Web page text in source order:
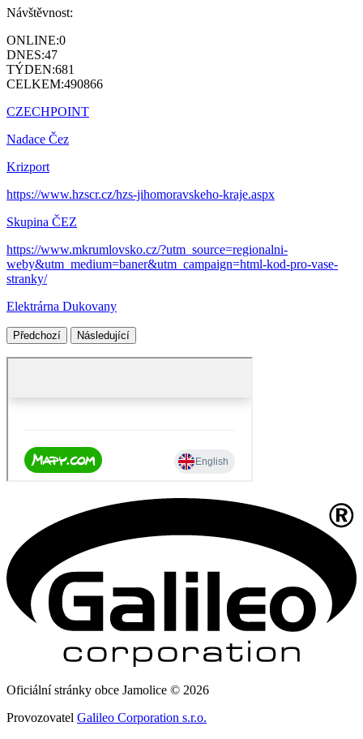
Návštěvnost:
ONLINE:0
DNES:47
TÝDEN:681
CELKEM:490866
CZECHPOINT
Nadace Čez
Krizport
https://www.hzscr.cz/hzs-jihomoravskeho-kraje.aspx
Skupina ČEZ
https://www.mkrumlovsko.cz/?utm_source=regionalni-
weby&utm_medium=baner&utm_campaign=html-kod-pro-vase-
stranky/
Elektrárna Dukovany
Předchozí Následující
Oficiální stránky obce Jamolice © 2026
Provozovatel Galileo Corporation s.r.o.